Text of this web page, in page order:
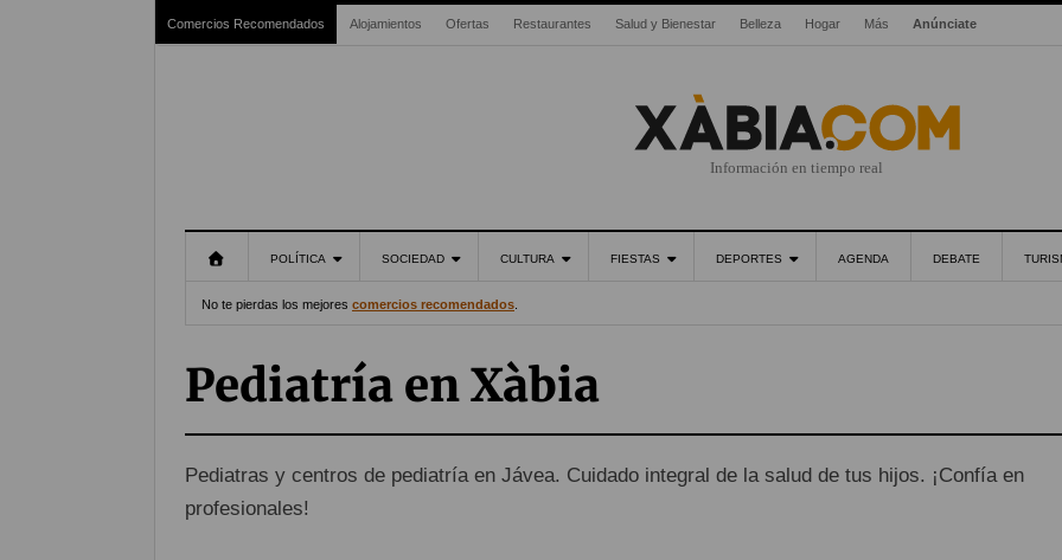
Comercios Recomendados Alojamientos Ofertas Restaurantes Salud y Bienestar Belleza Hogar Más Anúnciate
Información en tiempo real
POLÍTICA SOCIEDAD CULTURA FIESTAS DEPORTES AGENDA DEBATE
No te pierdas los mejores comercios recomendados
Pediatría en Xàbia
Pediatras y centros de pediatría en Jávea. Cuidado integral de la salud de tus hijos. ¡Confía en
profesionales!